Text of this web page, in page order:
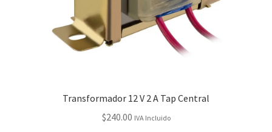
Transformador 12 V 2 A Tap Central
$240.00 IVA Incluido